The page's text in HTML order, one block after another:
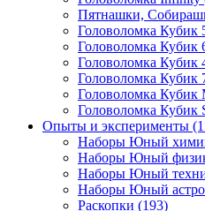
Пятнашки,
Головоломка Кубик
Головоломка Кубик
Головоломка Кубик
Головоломка Кубик
Головоломка Кубик
Головоломка Кубик
Опыты и эксперименты
Наборы Юный
Наборы Юный
Наборы Юный
Наборы Юный
Раскопки (193)